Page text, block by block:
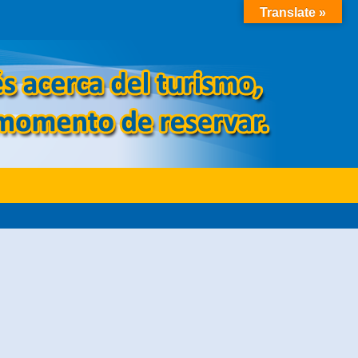
Translate »